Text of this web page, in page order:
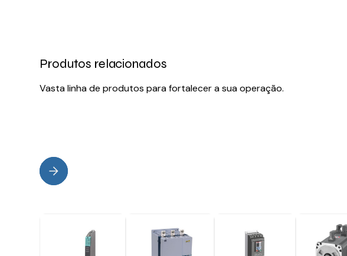
Produtos relacionados
Vasta linha de produtos para fortalecer a sua operação.